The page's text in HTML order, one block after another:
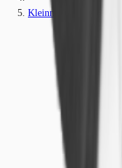
Kleinmachnow